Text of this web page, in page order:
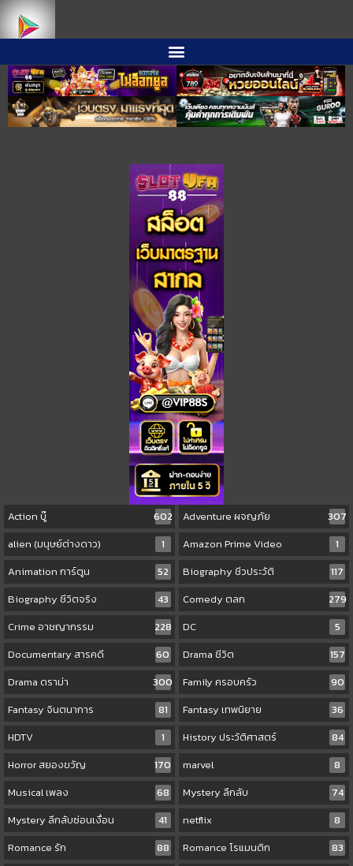
Action บู๊ 602 Adventure ผจญภัย
307
alien (มนุษย์ต่างดาว)
1 Amazon Prime Video
1
Animation การ์ตูน
52 Biography ชีวประวัติ
117
Biography ชีวิตจริง
43 Comedy ตลก
279
Crime อาชญากรรม
228 DC
5
Documentary สารคดี
60 Drama ชีวิต
157
Drama ดราม่า
300 Family ครอบครัว
90
Fantasy จินตนาการ
81 Fantasy เทพนิยาย
36
HDTV
1 History ประวัติศาสตร์
84
Horror สยองขวัญ
170 marvel
8
Musical เพลง
68 Mystery ลึกลับ
74
Mystery ลึกลับซ่อนเงื่อน
41 netflix
8
Romance รัก
88 Romance โรแมนติก
83